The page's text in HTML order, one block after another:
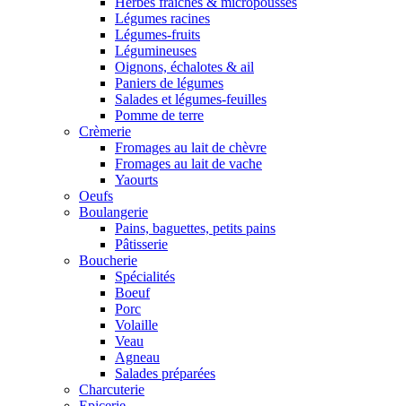
Légumes racines
Légumes-fruits
Légumineuses
Oignons, échalotes & ail
Paniers de légumes
Salades et légumes-feuilles
Pomme de terre
Crèmerie
Fromages au lait de chèvre
Fromages au lait de vache
Yaourts
Oeufs
Boulangerie
Pains, baguettes, petits pains
Pâtisserie
Boucherie
Spécialités
Boeuf
Porc
Volaille
Veau
Agneau
Salades préparées
Charcuterie